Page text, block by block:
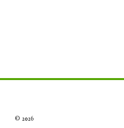
© 2026